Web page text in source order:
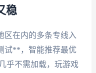
稳
区在内的多条专线入
试**，智能推荐最优
乎不需加载，玩游戏